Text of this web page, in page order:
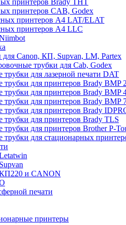
принтеров Brady THT
принтеров CAB, Godex
принтеров А4 LAT/ELAT
принтеров А4 LLC
для Canon, КП, Supvan, LM, Partex
трубки для Cab, Godex
трубки для лазерной печати DAT
трубки для принтеров Brady BMP
трубки для принтеров Brady BMP
трубки для принтеров Brady BMP
трубки для принтеров Brady
трубки для принтеров Brady TLS
трубки для принтеров Brother P-
трубки для стационарных
и CANON
печати
принтеры